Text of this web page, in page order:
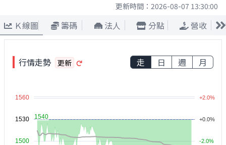
更新時間： 2026-08-07 13:30:00
Ｋ線圖 籌碼 法人 分點 營收
行情走勢 更新 走 日 週 月